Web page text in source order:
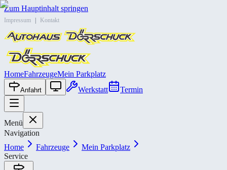
Zum Hauptinhalt springen
Impressum Kontakt
HomeFahrzeugeMein Parkplatz
Anfahrt Werkstatt Termin
Menü
Navigation
Home
Fahrzeuge
Mein Parkplatz
Service